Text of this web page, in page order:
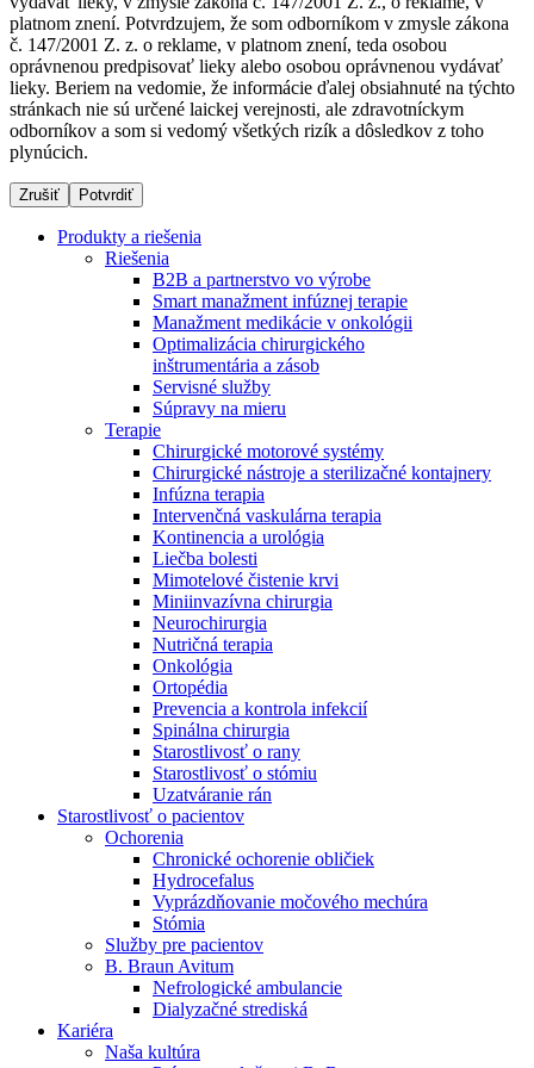
Produktový katalóg​
Objavte naše produkty. ​Navštívte produktový katalóg B.
Braun​ s našim kompletným produktovým portfóliom.​
Dialyzačné strediská
B. Braun Avitum poskytuje kvalitnú dialyzačnú starostlivosť
vo všetkých svojich strediskách na Slovensku. Viac
Nefrologické ambulancie
V nefrologických ambulanciách prevádzkujeme poradenstvo
a prípravu pacientov k jednotlivým metódam náhrady funkcie
obličiek. Zvoľte si mesto, ktoré potrebujete a navštívte nás.
Zostaňte v dialógu s B. Braun. Kontaktujte nás.
platnom znení. Potvrdzujem, že som odborníkom v zmysle zákona
č. 147/2001 Z. z. o reklame, v platnom znení, teda osobou
oprávnenou predpisovať lieky alebo osobou oprávnenou vydávať
lieky. Beriem na vedomie, že informácie ďalej obsiahnuté na týchto
stránkach nie sú určené laickej verejnosti, ale zdravotníckym
odborníkov a som si vedomý všetkých rizík a dôsledkov z toho
plynúcich.
Zrušiť Potvrdiť
Produkty a riešenia
Riešenia
B2B a partnerstvo vo výrobe
Smart manažment infúznej terapie
Manažment medikácie v onkológii
Optimalizácia chirurgického
inštrumentária a zásob
Servisné služby
Súpravy na mieru
Terapie
Chirurgické motorové systémy
Chirurgické nástroje a sterilizačné kontajnery
Infúzna terapia
Intervenčná vaskulárna terapia
Kontinencia a urológia
Liečba bolesti
Mimotelové čistenie krvi
Miniinvazívna chirurgia
Neurochirurgia
Nutričná terapia
Onkológia
Ortopédia
Prevencia a kontrola infekcií
Spinálna chirurgia
Starostlivosť o rany
Starostlivosť o stómiu
Uzatváranie rán
Starostlivosť o pacientov
Ochorenia
Chronické ochorenie obličiek
Hydrocefalus
Vyprázdňovanie močového mechúra
Stómia
Služby pre pacientov
B. Braun Avitum
Nefrologické ambulancie
Dialyzačné strediská
Kariéra
Naša kultúra